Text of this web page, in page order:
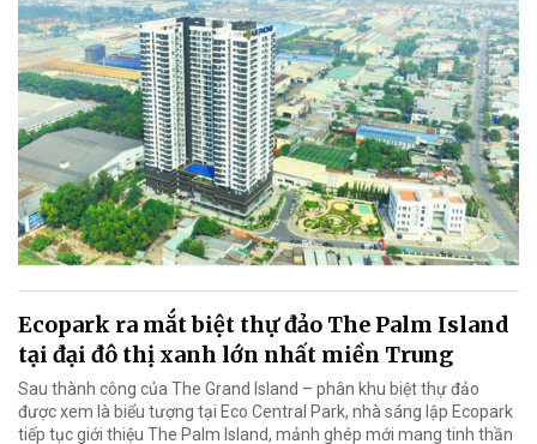
Ecopark ra mắt biệt thự đảo The Palm Island
tại đại đô thị xanh lớn nhất miền Trung
Sau thành công của The Grand Island – phân khu biệt thự đảo
được xem là biểu tượng tại Eco Central Park, nhà sáng lập Ecopark
tiếp tục giới thiệu The Palm Island, mảnh ghép mới mang tinh thần